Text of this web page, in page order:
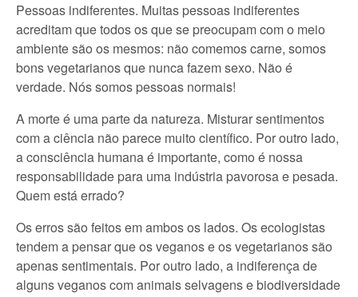
Pessoas indiferentes. Muitas pessoas indiferentes
acreditam que todos os que se preocupam com o meio
ambiente são os mesmos: não comemos carne, somos
bons vegetarianos que nunca fazem sexo. Não é
verdade. Nós somos pessoas normais!
A morte é uma parte da natureza. Misturar sentimentos
com a ciência não parece muito científico. Por outro lado,
a consciência humana é importante, como é nossa
responsabilidade para uma indústria pavorosa e pesada.
Quem está errado?
Os erros são feitos em ambos os lados. Os ecologistas
tendem a pensar que os veganos e os vegetarianos são
apenas sentimentais. Por outro lado, a indiferença de
alguns veganos com animais selvagens e biodiversidade